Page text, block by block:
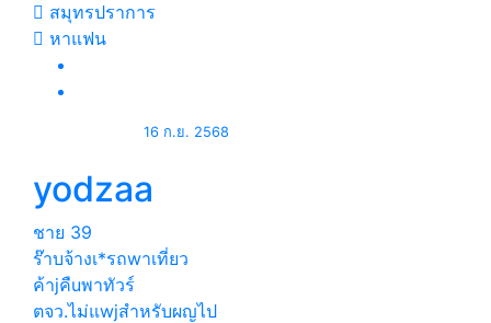
สมุทรปราการ
หาแฟน
16 ก.ย. 2568
yodzaa
ชาย 39
ร๊าบจ้างเ*รถwาเที่ยว
ค้าjคืuพาทัวร์
ตจว.ไม่แwjสำหรับผญไป